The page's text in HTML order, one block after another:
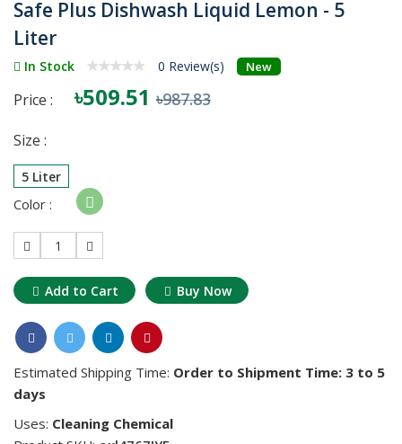
Safe Plus Dishwash Liquid Lemon - 5
Liter
In Stock 0 Review(s) New
Price : ৳509.51 ৳987.83
Size :
5 Liter
Color :
1
Add to Cart Buy Now
Estimated Shipping Time: Order to Shipment Time: 3 to 5
days
Uses: Cleaning Chemical